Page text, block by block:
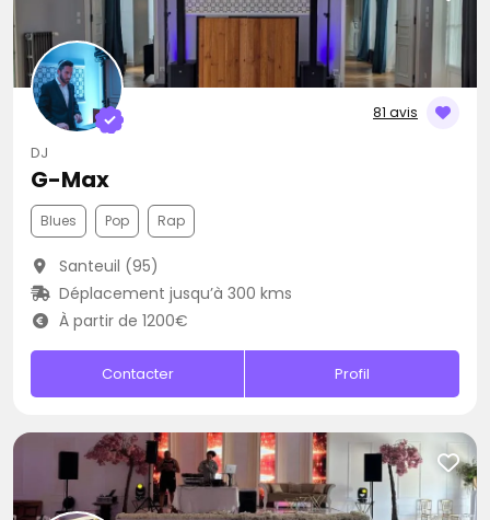
81 avis
DJ
G-Max
Blues Pop Rap
Santeuil (95)
Déplacement jusqu’à 300 kms
À partir de 1200€
Contacter Profil